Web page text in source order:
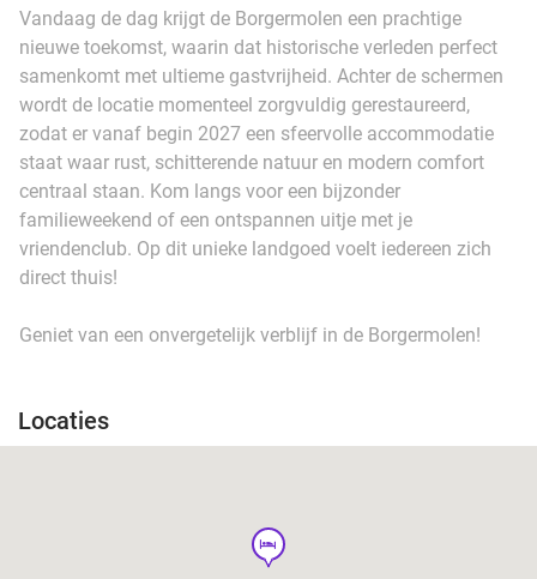
Vandaag de dag krijgt de Borgermolen een prachtige
nieuwe toekomst, waarin dat historische verleden perfect
samenkomt met ultieme gastvrijheid. Achter de schermen
wordt de locatie momenteel zorgvuldig gerestaureerd,
zodat er vanaf begin 2027 een sfeervolle accommodatie
staat waar rust, schitterende natuur en modern comfort
centraal staan. Kom langs voor een bijzonder
familieweekend of een ontspannen uitje met je
vriendenclub. Op dit unieke landgoed voelt iedereen zich
direct thuis!
Geniet van een onvergetelijk verblijf in de Borgermolen!
Locaties
hotel